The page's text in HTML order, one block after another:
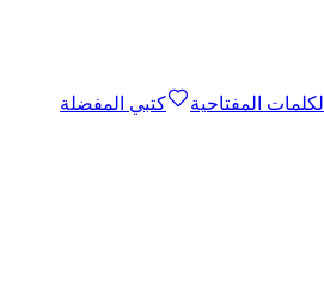
الكلمات المفتاحية
كتبي المفضلة